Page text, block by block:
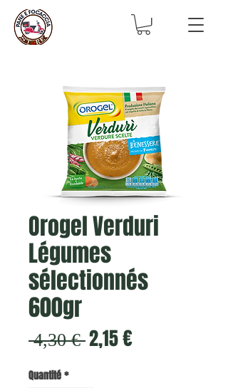
Orogel Verduri
Légumes
sélectionnés
600gr
4,30 € Prix
2,15 €Prix
Quantité*